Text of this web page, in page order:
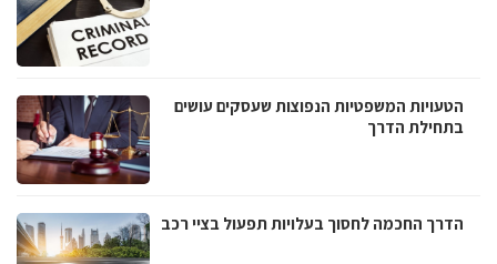
הטעויות המשפטיות הנפוצות שעסקים עושים
בתחילת הדרך
הדרך החכמה לחסוך בעלויות תפעול בציי רכב